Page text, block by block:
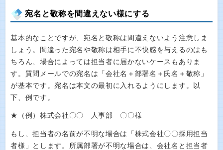
宛名と敬称を間違えない様にする
基本的なことですが、宛名と敬称は間違えないよう注意しま
しょう。間違った宛名や敬称は相手に不快感を与えるのはも
ちろん、場合によっては担当者に届かないケースもありま
す。質問メールでの宛名は「会社名＋部署名＋氏名＋敬称」
が基本です。宛名は本文の最初に入れるようにします。以
下、例です。
★（例）株式会社〇〇 人事部 〇〇様
もし、担当者の名前が不明な場合は「株式会社〇〇採用担当
者様」とします。所属部署が不明な場合は、会社名と担当者